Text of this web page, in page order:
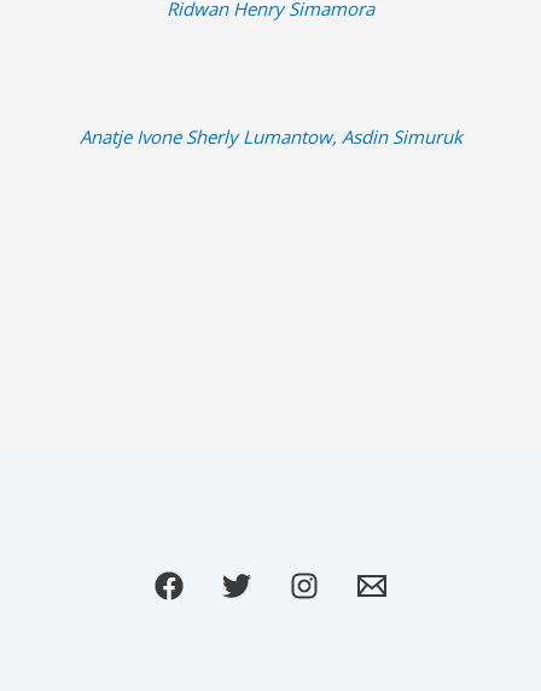
Ridwan Henry Simamora
Anatje Ivone Sherly Lumantow, Asdin Simuruk